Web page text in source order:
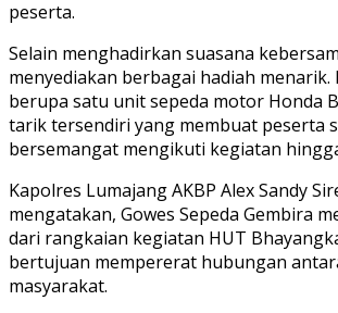
peserta.
Selain menghadirkan suasana
menyediakan berbagai hadiah menarik.
berupa satu unit sepeda motor Honda
tarik tersendiri yang membuat peserta
bersemangat mengikuti kegiatan
Kapolres Lumajang AKBP Alex Sandy
mengatakan, Gowes Sepeda Gembira
dari rangkaian kegiatan HUT
bertujuan mempererat hubungan
masyarakat.